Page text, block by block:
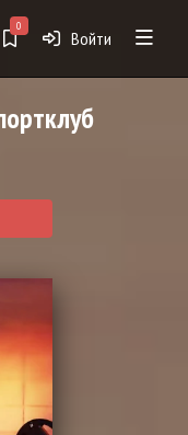
0
Войти